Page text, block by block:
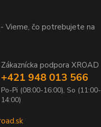
- Vieme, čo potrebujete na
Zákaznícka podpora XROAD
+421 948 013 566
Po-Pi (08:00-16:00), So (11:00-
14:00)